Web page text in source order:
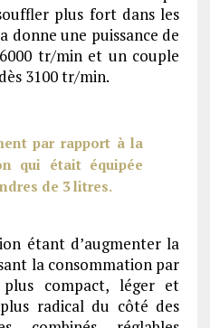
plus fort dans les
donne une puissance de
tr/min et un couple
3100 tr/min.
par rapport à la
qui était équipée
de 3 litres.
étant d’augmenter la
la consommation par
compact, léger et
radical du côté des